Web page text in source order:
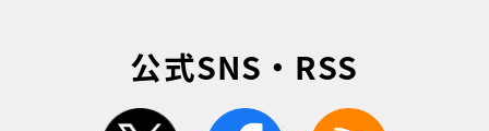
公式SNS・RSS
twitter facebook